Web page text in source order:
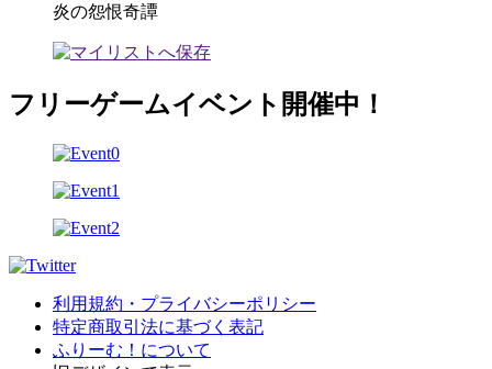
炎の怨恨奇譚
フリーゲームイベント開催中！
利用規約・プライバシーポリシー
特定商取引法に基づく表記
ふりーむ！について